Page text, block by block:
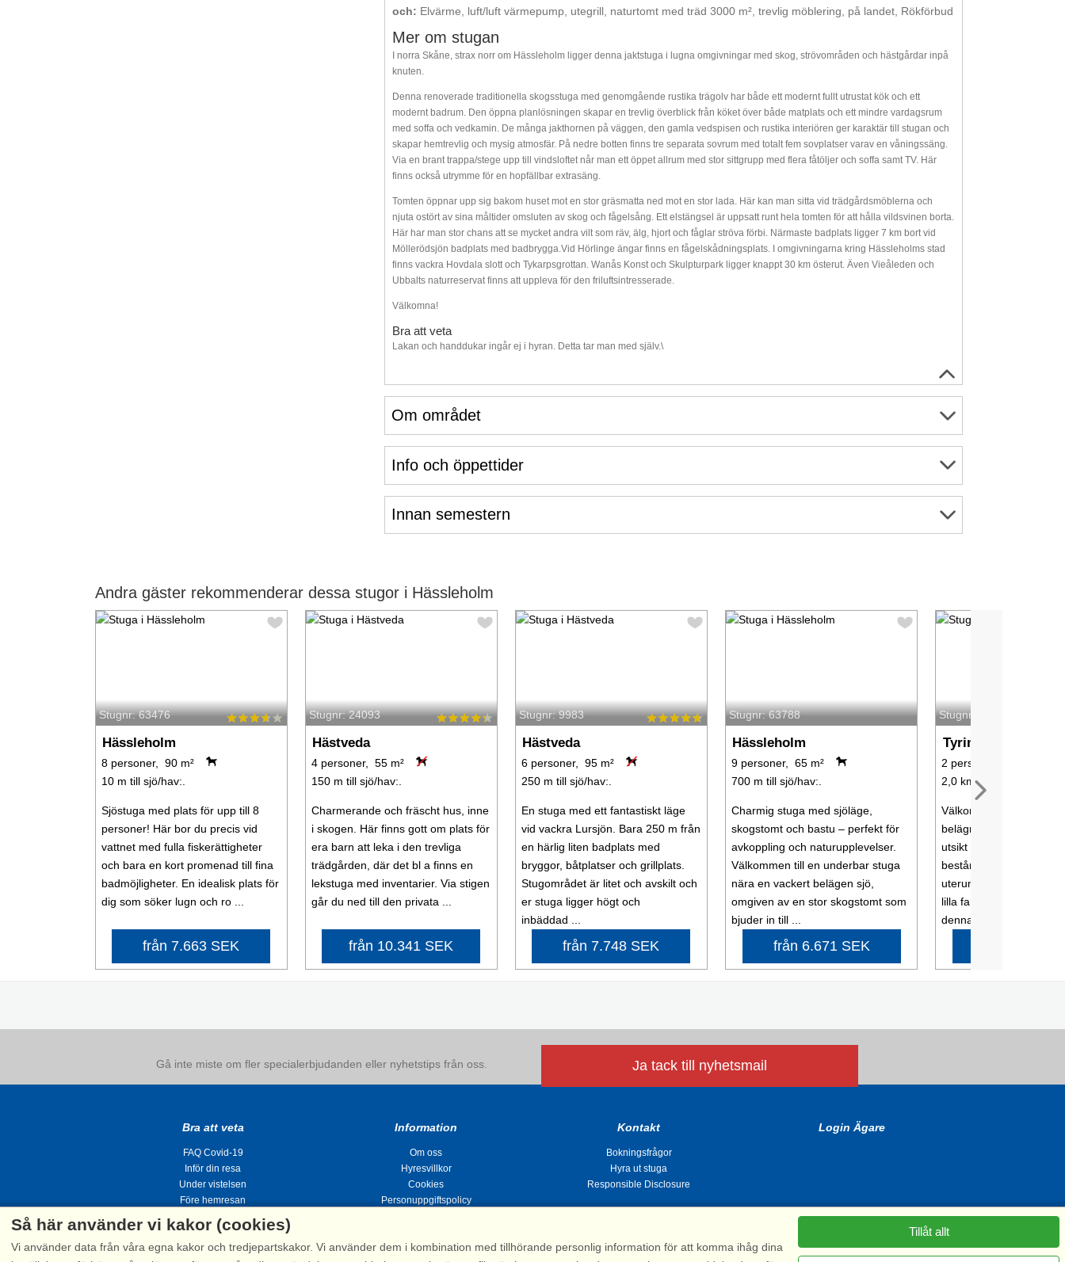
och: Elvärme, luft/luft värmepump, utegrill, naturtomt med träd 3000 m², trevlig möblering, på landet, Rökförbud
Mer om stugan
I norra Skåne, strax norr om Hässleholm ligger denna jaktstuga i lugna omgivningar med skog, strövområden och hästgårdar inpå
knuten.
Denna renoverade traditionella skogsstuga med genomgående rustika trägolv har både ett modernt fullt utrustat kök och ett
modernt badrum. Den öppna planlösningen skapar en trevlig överblick från köket över både matplats och ett mindre vardagsrum
med soffa och vedkamin. De många jakthornen på väggen, den gamla vedspisen och rustika interiören ger karaktär till stugan och
skapar hemtrevlig och mysig atmosfär. På nedre botten finns tre separata sovrum med totalt fem sovplatser varav en våningssäng.
Via en brant trappa/stege upp till vindsloftet når man ett öppet allrum med stor sittgrupp med flera fåtöljer och soffa samt TV. Här
finns också utrymme för en hopfällbar extrasäng.
Tomten öppnar upp sig bakom huset mot en stor gräsmatta ned mot en stor lada. Här kan man sitta vid trädgårdsmöblerna och
njuta ostört av sina måltider omsluten av skog och fågelsång. Ett elstängsel är uppsatt runt hela tomten för att hålla vildsvinen borta.
Här har man stor chans att se mycket andra vilt som räv, älg, hjort och fåglar ströva förbi. Närmaste badplats ligger 7 km bort vid
Möllerödsjön badplats med badbrygga.Vid Hörlinge ängar finns en fågelskådningsplats. I omgivningarna kring Hässleholms stad
finns vackra Hovdala slott och Tykarpsgrottan. Wanås Konst och Skulpturpark ligger knappt 30 km österut. Även Vieåleden och
Ubbalts naturreservat finns att uppleva för den friluftsintresserade.
Välkomna!
Bra att veta
Lakan och handdukar ingår ej i hyran. Detta tar man med själv.\
Om området
Info och öppettider
Innan semestern
Andra gäster rekommenderar dessa stugor i Hässleholm
Stugnr: 63476
Hässleholm
8 personer, 90 m²
10 m till sjö/hav:.
Sjöstuga med plats för upp till 8
personer! Här bor du precis vid
vattnet med fulla fiskerättigheter
och bara en kort promenad till fina
badmöjligheter. En idealisk plats för
dig som söker lugn och ro ...
från 7.663 SEK
Stugnr: 24093
Hästveda
4 personer, 55 m²
150 m till sjö/hav:.
Charmerande och fräscht hus, inne
i skogen. Här finns gott om plats för
era barn att leka i den trevliga
trädgården, där det bl a finns en
lekstuga med inventarier. Via stigen
går du ned till den privata ...
från 10.341 SEK
Stugnr: 9983
Hästveda
6 personer, 95 m²
250 m till sjö/hav:.
En stuga med ett fantastiskt läge
vid vackra Lursjön. Bara 250 m från
en härlig liten badplats med
bryggor, båtplatser och grillplats.
Stugområdet är litet och avskilt och
er stuga ligger högt och
inbäddad ...
från 7.748 SEK
Stugnr: 63788
Hässleholm
9 personer, 65 m²
700 m till sjö/hav:.
Charmig stuga med sjöläge,
skogstomt och bastu – perfekt för
avkoppling och naturupplevelser.
Välkommen till en underbar stuga
nära en vackert belägen sjö,
omgiven av en stor skogstomt som
bjuder in till ...
från 6.671 SEK
Stugnr: 37417
Tyringe
2 personer, 23 m²
2,0 km till sjö/hav:.
Välkommen till denna
belägna stuga med en
utsikt över Finjasjön. Er
består av ett allrum och
uterum med stora
lilla familjen på två har
denna ...
Gå inte miste om fler specialerbjudanden eller nyhetstips från oss. Ja tack till nyhetsmail
Bra att veta
FAQ Covid-19
Inför din resa
Under vistelsen
Före hemresan
Information
Om oss
Hyresvillkor
Cookies
Personuppgiftspolicy
Kontakt
Bokningsfrågor
Hyra ut stuga
Responsible Disclosure
Login Ägare
Så här använder vi kakor (cookies)
Vi använder data från våra egna kakor och tredjepartskakor. Vi använder dem i kombination med tillhörande personlig information för att komma ihåg dina
Tillåt allt